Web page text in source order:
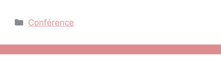
Catégories
Conférence